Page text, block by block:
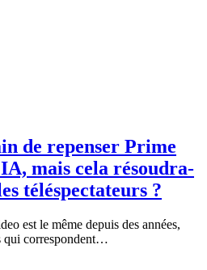
de repenser Prime
mais cela résoudra-
téléspectateurs ?
est le même depuis des années,
qui correspondent…